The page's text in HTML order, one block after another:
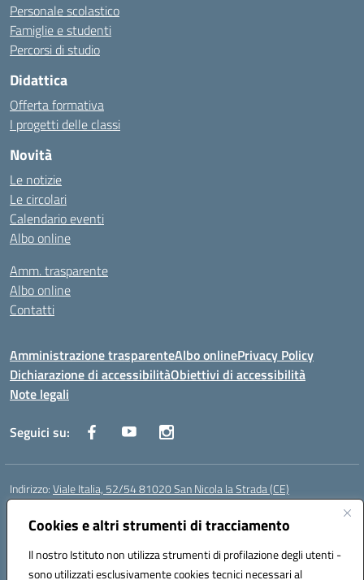
Cookies e altri strumenti di tracciamento
Il nostro Istituto non utilizza strumenti di profilazione degli utenti -
sono utilizzati esclusivamente cookies tecnici necessari al
Personale scolastico
Famiglie e studenti
Percorsi di studio
Didattica
Offerta formativa
I progetti delle classi
Novità
Le notizie
Le circolari
Calendario eventi
Albo online
Amm. trasparente
Albo online
Contatti
Amministrazione trasparenteAlbo onlinePrivacy Policy
Dichiarazione di accessibilitàObiettivi di accessibilità
Note legali
Seguici su:
Indirizzo:Viale Italia, 52/54 81020 San Nicola la Strada (CE)
Centralino:
Posta elettronica certificata (PEC):ceic86700d@pec.istruzione.it
Codice fiscale: 93081990611
Codice meccanografico:CEIC86700D